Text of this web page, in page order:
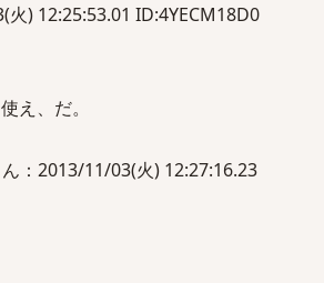
) 12:25:53.01 ID:4YECM18D0
え、だ。
：2013/11/03(火) 12:27:16.23